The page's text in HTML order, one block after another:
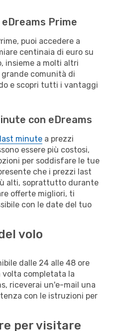
Prime
puoi accedere a
centinaia di euro su
insieme a molti altri
comunità di
e scopri tutti i vantaggi
con eDreams
minute a prezzi
essere più costosi,
per soddisfare le tue
che i prezzi last
alti, soprattutto durante
offerte migliori, ti
con le date del tuo
volo
dalle 24 alle 48 ore
volta completata la
riceverai un'e-mail una
con le istruzioni per
per visitare